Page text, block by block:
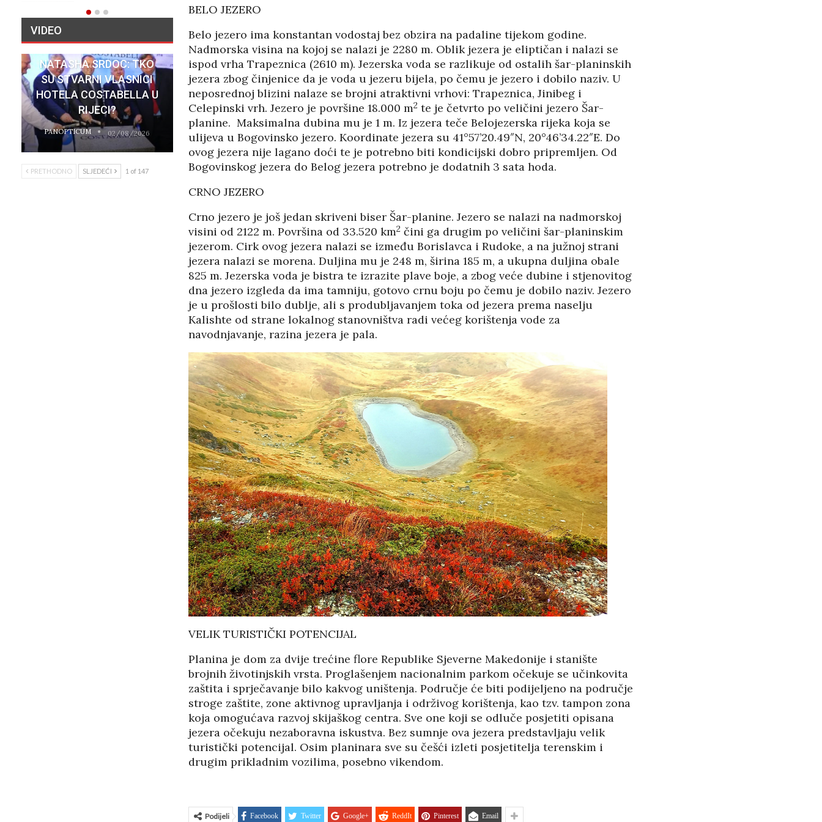
BELO JEZERO
Belo jezero ima konstantan vodostaj bez obzira na padaline tijekom godine.
Nadmorska visina na kojoj se nalazi je 2280 m. Oblik jezera je eliptičan i nalazi se
ispod vrha Trapeznica (2610 m). Jezerska voda se razlikuje od ostalih šar-planinskih
jezera zbog činjenice da je voda u jezeru bijela, po čemu je jezero i dobilo naziv. U
neposrednoj blizini nalaze se brojni atraktivni vrhovi: Trapeznica, Jinibeg i
Celepinski vrh. Jezero je površine 18.000 m2 te je četvrto po veličini jezero Šar-
planine. Maksimalna dubina mu je 1 m. Iz jezera teče Belojezerska rijeka koja se
ulijeva u Bogovinsko jezero. Koordinate jezera su 41°57’20.49″N, 20°46’34.22″E. Do
ovog jezera nije lagano doći te je potrebno biti kondicijski dobro pripremljen. Od
Bogovinskog jezera do Belog jezera potrebno je dodatnih 3 sata hoda.
CRNO JEZERO
Crno jezero je još jedan skriveni biser Šar-planine. Jezero se nalazi na nadmorskoj
visini od 2122 m. Površina od 33.520 km2 čini ga drugim po veličini šar-planinskim
jezerom. Cirk ovog jezera nalazi se između Borislavca i Rudoke, a na južnoj strani
jezera nalazi se morena. Duljina mu je 248 m, širina 185 m, a ukupna duljina obale
825 m. Jezerska voda je bistra te izrazite plave boje, a zbog veće dubine i stjenovitog
dna jezero izgleda da ima tamniju, gotovo crnu boju po čemu je dobilo naziv. Jezero
je u prošlosti bilo dublje, ali s produbljavanjem toka od jezera prema naselju
Kalishte od strane lokalnog stanovništva radi većeg korištenja vode za
navodnjavanje, razina jezera je pala.
VELIK TURISTIČKI POTENCIJAL
Planina je dom za dvije trećine flore Republike Sjeverne Makedonije i stanište
brojnih životinjskih vrsta. Proglašenjem nacionalnim parkom očekuje se učinkovita
zaštita i sprječavanje bilo kakvog uništenja. Područje će biti podijeljeno na područje
stroge zaštite, zone aktivnog upravljanja i održivog korištenja, kao tzv. tampon zona
koja omogućava razvoj skijaškog centra. Sve one koji se odluče posjetiti opisana
jezera očekuju nezaboravna iskustva. Bez sumnje ova jezera predstavljaju velik
turistički potencijal. Osim planinara sve su češći izleti posjetitelja terenskim i
drugim prikladnim vozilima, posebno vikendom.
Podijeli Facebook Twitter Google+ ReddIt Pinterest Email
VIDEO
NATASHA SRDOC: TKO
SU STVARNI VLASNICI
HOTELA COSTABELLA U
RIJECI?
PANOPTICUM 02/08/2026
PRETHODNO SLJEDEĆI 1 of 147